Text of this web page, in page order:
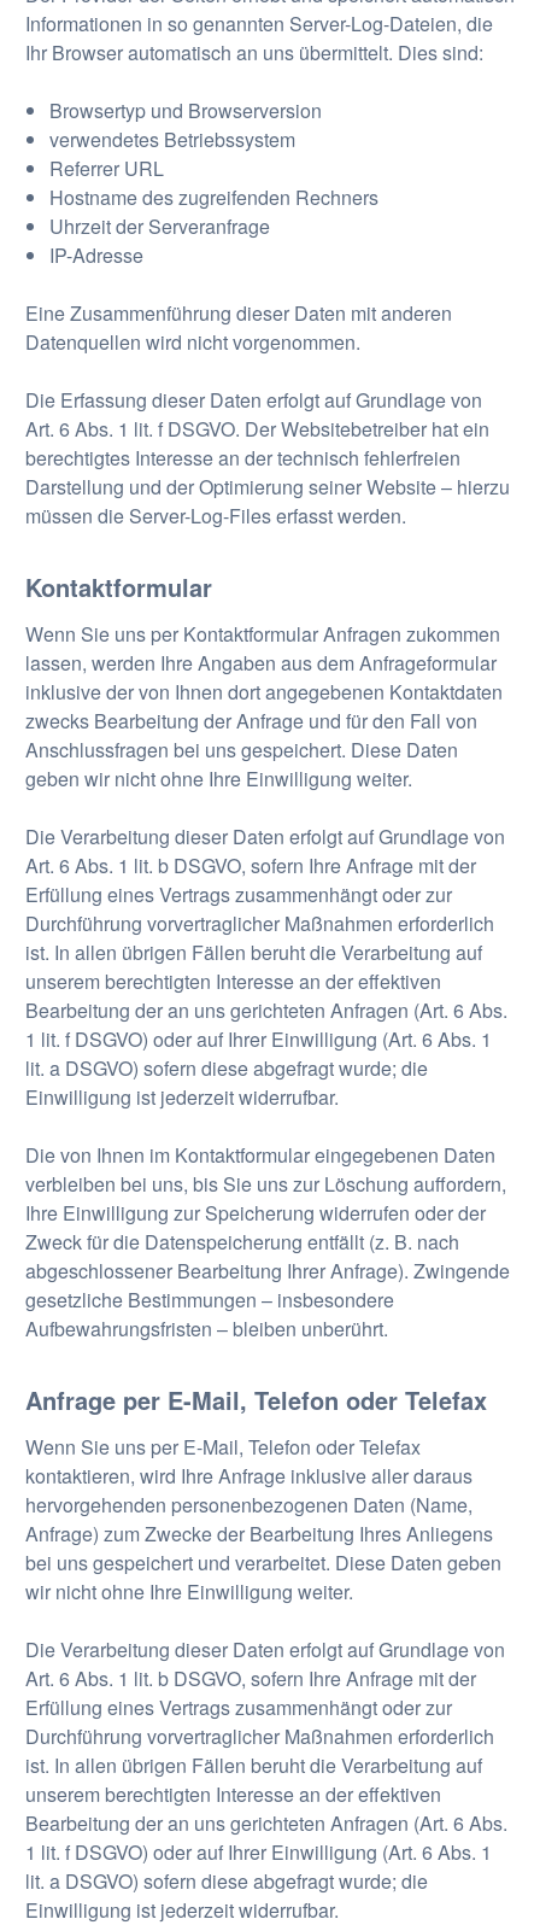
Informationen in so genannten Server-Log-Dateien, die
Ihr Browser automatisch an uns übermittelt. Dies sind:
Browsertyp und Browserversion
verwendetes Betriebssystem
Referrer URL
Hostname des zugreifenden Rechners
Uhrzeit der Serveranfrage
IP-Adresse
Eine Zusammenführung dieser Daten mit anderen
Datenquellen wird nicht vorgenommen.
Die Erfassung dieser Daten erfolgt auf Grundlage von
Art. 6 Abs. 1 lit. f DSGVO. Der Websitebetreiber hat ein
berechtigtes Interesse an der technisch fehlerfreien
Darstellung und der Optimierung seiner Website – hierzu
müssen die Server-Log-Files erfasst werden.
Kontaktformular
Wenn Sie uns per Kontaktformular Anfragen zukommen
lassen, werden Ihre Angaben aus dem Anfrageformular
inklusive der von Ihnen dort angegebenen Kontaktdaten
zwecks Bearbeitung der Anfrage und für den Fall von
Anschlussfragen bei uns gespeichert. Diese Daten
geben wir nicht ohne Ihre Einwilligung weiter.
Die Verarbeitung dieser Daten erfolgt auf Grundlage von
Art. 6 Abs. 1 lit. b DSGVO, sofern Ihre Anfrage mit der
Erfüllung eines Vertrags zusammenhängt oder zur
Durchführung vorvertraglicher Maßnahmen erforderlich
ist. In allen übrigen Fällen beruht die Verarbeitung auf
unserem berechtigten Interesse an der effektiven
Bearbeitung der an uns gerichteten Anfragen (Art. 6 Abs.
1 lit. f DSGVO) oder auf Ihrer Einwilligung (Art. 6 Abs. 1
lit. a DSGVO) sofern diese abgefragt wurde; die
Einwilligung ist jederzeit widerrufbar.
Die von Ihnen im Kontaktformular eingegebenen Daten
verbleiben bei uns, bis Sie uns zur Löschung auffordern,
Ihre Einwilligung zur Speicherung widerrufen oder der
Zweck für die Datenspeicherung entfällt (z. B. nach
abgeschlossener Bearbeitung Ihrer Anfrage). Zwingende
gesetzliche Bestimmungen – insbesondere
Aufbewahrungsfristen – bleiben unberührt.
Anfrage per E-Mail, Telefon oder Telefax
Wenn Sie uns per E-Mail, Telefon oder Telefax
kontaktieren, wird Ihre Anfrage inklusive aller daraus
hervorgehenden personenbezogenen Daten (Name,
Anfrage) zum Zwecke der Bearbeitung Ihres Anliegens
bei uns gespeichert und verarbeitet. Diese Daten geben
wir nicht ohne Ihre Einwilligung weiter.
Die Verarbeitung dieser Daten erfolgt auf Grundlage von
Art. 6 Abs. 1 lit. b DSGVO, sofern Ihre Anfrage mit der
Erfüllung eines Vertrags zusammenhängt oder zur
Durchführung vorvertraglicher Maßnahmen erforderlich
ist. In allen übrigen Fällen beruht die Verarbeitung auf
unserem berechtigten Interesse an der effektiven
Bearbeitung der an uns gerichteten Anfragen (Art. 6 Abs.
1 lit. f DSGVO) oder auf Ihrer Einwilligung (Art. 6 Abs. 1
lit. a DSGVO) sofern diese abgefragt wurde; die
Einwilligung ist jederzeit widerrufbar.